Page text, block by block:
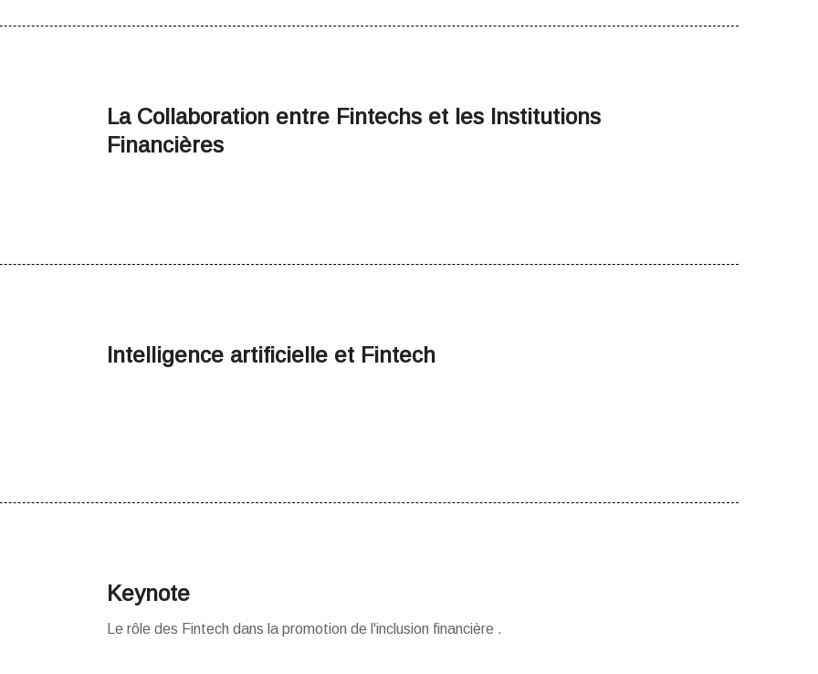
La Collaboration entre Fintechs et les Institutions
Financières
Intelligence artificielle et Fintech
Keynote
Le rôle des Fintech dans la promotion de l'inclusion financière .